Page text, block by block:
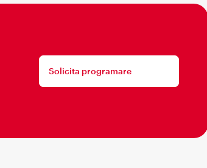
Solicita programare